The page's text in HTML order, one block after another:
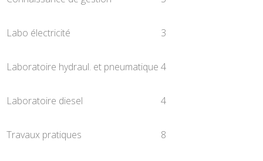
Labo électricité 3
Laboratoire hydraul. et pneumatique 4
Laboratoire diesel 4
Travaux pratiques 8